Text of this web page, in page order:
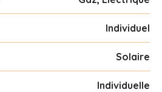
Individuel
Solaire
Individuelle